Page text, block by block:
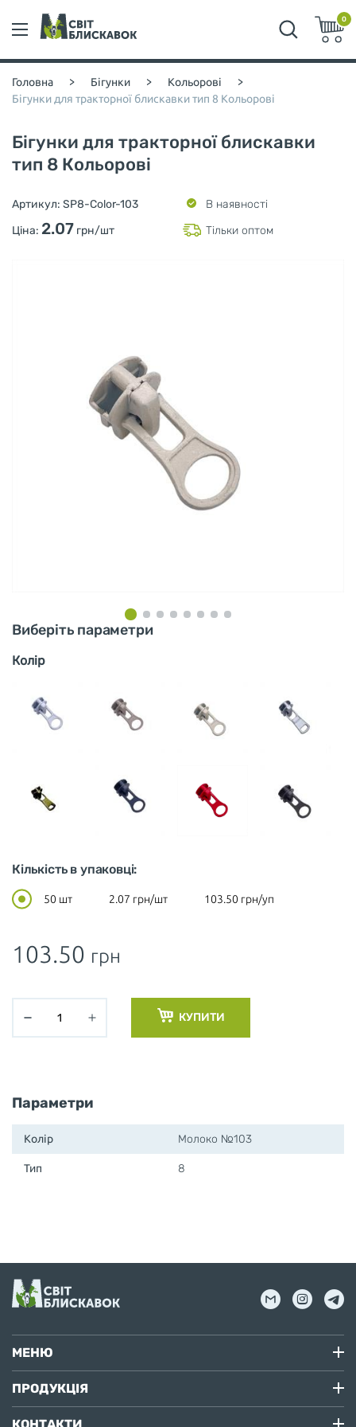
0
Головна > Бігунки > Кольорові >
Бігунки для тракторної блискавки тип 8 Кольорові
Бігунки для тракторної блискавки
тип 8 Кольорові
Артикул: SP8-Color-103
В наявності
Ціна: 2.07 грн/шт Тільки оптом
Виберіть параметри
Колір
Кількість в упаковці:
50 шт 2.07 грн/шт 103.50 грн/уп
103.50 грн
КУПИТИ
Параметри
Колір Молоко №103
Тип 8
МЕНЮ
ПРОДУКЦІЯ